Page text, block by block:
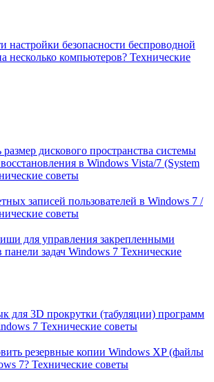
настройки безопасности беспроводной
несколько компьютеров? Технические
дискового пространства системы
в Windows Vista/7 (System
советы
записей пользователей в Windows 7 /
советы
для управления закрепленными
панели задач Windows 7 Технические
для 3D прокрутки (табуляции) программ
7 Технические советы
резервные копии Windows XP (файлы
7? Технические советы